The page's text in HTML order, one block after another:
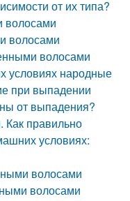
от их типа?
волосами
волосами
волосами
условиях народные
при выпадении
от выпадения?
Как правильно
условиях:
волосами
волосами